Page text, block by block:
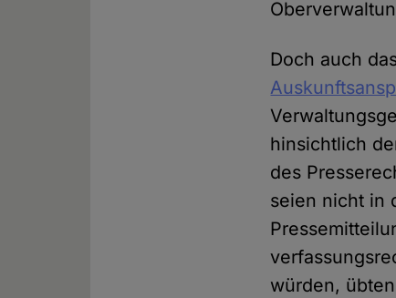
Doch auch
hinsichtlich
des
seien nicht in
würden,